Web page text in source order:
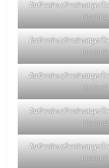
ต้นข้าวฟ่าง (ข้าวฟ่างสมุทรโ
bicolor
ต้นข้าวฟ่าง (ข้าวฟ่างสมุทรโ
bicolor
ต้นข้าวฟ่าง (ข้าวฟ่างสมุทรโ
bicolor
ต้นข้าวฟ่าง (ข้าวฟ่างสมุทรโ
bicolor
ต้นข้าวฟ่าง (ข้าวฟ่างสมุทรโ
bicolor